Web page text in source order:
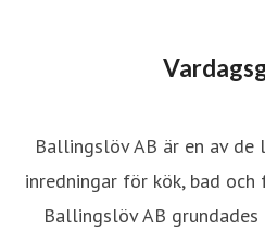
Ballingslöv AB är en av
inredningar för kök, bad och
Ballingslöv AB